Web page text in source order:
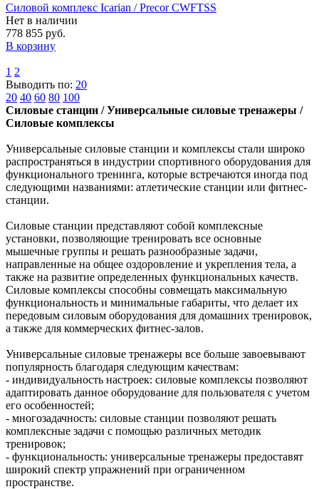
Силовой комплекс Icarian / Precor CWFTSS
Нет в наличии
778 855 руб.
В корзину
1 2
Выводить по: 20
20 40 60 80 100
Силовые станции / Универсальные силовые тренажеры /
Силовые комплексы
Универсальные силовые станции и комплексы стали широко
распространяться в индустрии спортивного оборудования для
функционального тренинга, которые встречаются иногда под
следующими названиями: атлетические станции или фитнес-
станции.
Силовые станции представляют собой комплексные
установки, позволяющие тренировать все основные
мышечные группы и решать разнообразные задачи,
направленные на общее оздоровление и укрепления тела, а
также на развитие определенных функциональных качеств.
Силовые комплексы способны совмещать максимальную
функциональность и минимальные габариты, что делает их
передовым силовым оборудования для домашних тренировок,
а также для коммерческих фитнес-залов.
Универсальные силовые тренажеры все больше завоевывают
популярность благодаря следующим качествам:
- индивидуальность настроек: силовые комплексы позволяют
адаптировать данное оборудование для пользователя с учетом
его особенностей;
- многозадачность: силовые станции позволяют решать
комплексные задачи с помощью различных методик
тренировок;
- функциональность: универсальные тренажеры предоставят
широкий спектр упражнений при ограниченном
пространстве.